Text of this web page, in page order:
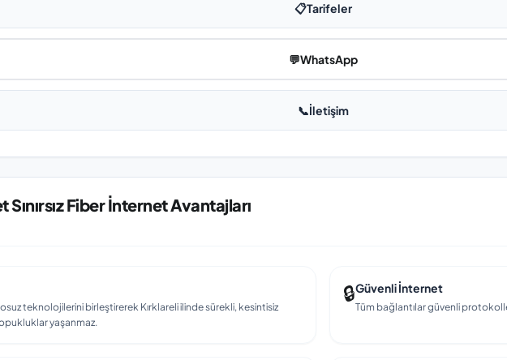
📋Tarifeler
💬WhatsApp
📞İletişim
Fiber İnternet Avantajları
teknolojilerini birleştirerek Kırklareli ilinde sürekli, kesintisiz
yaşanmaz.
🔒Güvenli İnternet
Tüm bağlantılar güvenli